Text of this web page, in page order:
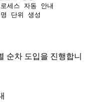
세스 자동 안내
순차 도입을 진행합니